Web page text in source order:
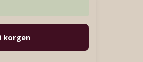
korgen